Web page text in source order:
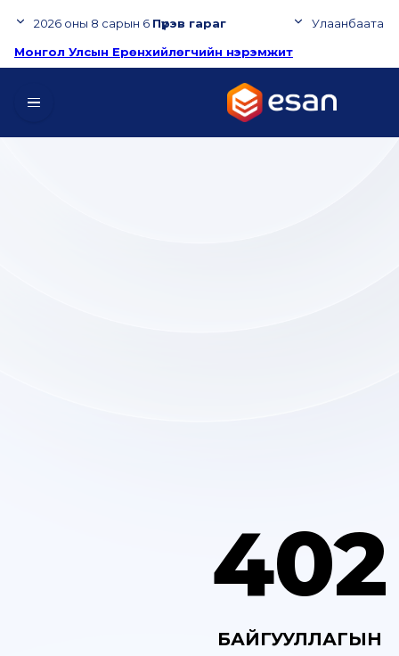
2026 оны 8 сарын 6 Пүрэв гараг
Улаанбаатар
Монгол Улсын Ерөнхийлөгчийн нэрэмжит
402
БАЙГУУЛЛАГЫН